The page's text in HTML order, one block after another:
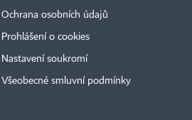
Ochrana osobních údajů
Prohlášení o cookies
Nastavení soukromí
Všeobecné smluvní podmínky